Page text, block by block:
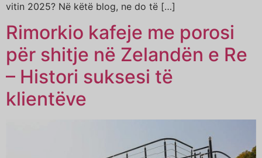
vitin 2025? Në këtë blog, ne do të […]
Rimorkio kafeje me porosi
për shitje në Zelandën e Re
– Histori suksesi të
klientëve